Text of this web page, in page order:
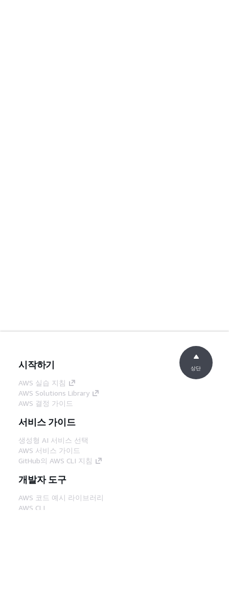
시작하기
AWS 실습 지침
AWS Solutions Library
AWS 결정 가이드
서비스 가이드
생성형 AI 서비스 선택
AWS 서비스 가이드
GitHub의 AWS CLI 지침
개발자 도구
AWS 코드 예시 라이브러리
AWS CLI
상단